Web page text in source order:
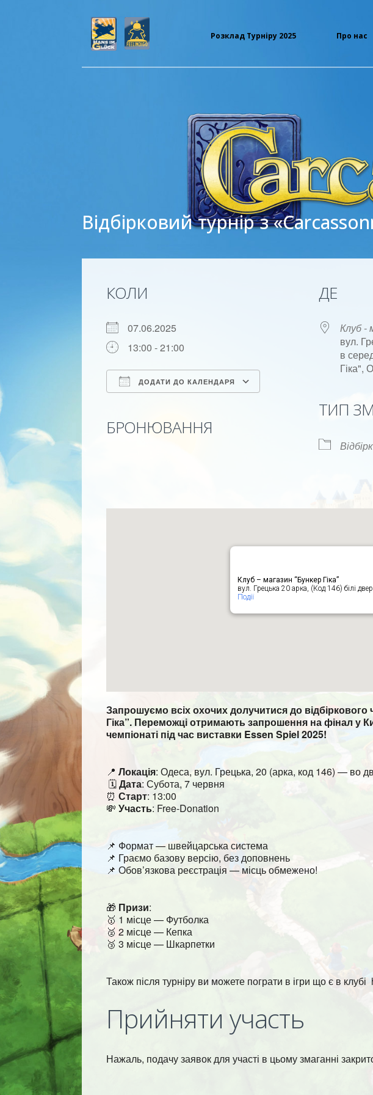
Розклад Турніру 2025 Про нас
Відбірковий турнір з
КОЛИ
07.06.2025
13:00 - 21:00
ДОДАТИ ДО КАЛЕНДАРЯ
БРОНЮВАННЯ
ДЕ
Клуб -
вул.
в
Гіка",
ТИП
Клуб – магазин “Бункер Гіка”
вул. Грецька 20 арка, (Код 146) білі
Події
Запрошуємо всіх охочих долучитися до
Гіка”. Переможці отримають запрошення на фінал у
чемпіонаті під час виставки Essen Spiel 2025!
📍Локація: Одеса, вул. Грецька, 20 (арка, код 146) — во
🗓Дата: Субота, 7 червня
⏰Старт: 13:00
💸Участь: Free-Donation
📌 Формат — швейцарська система
📌 Граємо базову версію, без доповнень
📌 Обов’язкова реєстрація — місць обмежено!
🎁 Призи:
🥇 1 місце — Футболка
🥈 2 місце — Кепка
🥉 3 місце — Шкарпетки
Також після турніру ви можете пограти в ігри що є в
Прийняти участь
Нажаль, подачу заявок для участі в цьому змаганні